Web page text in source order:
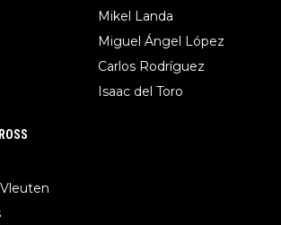
Mikel Landa
Miguel Ángel López
Carlos Rodríguez
Isaac del Toro